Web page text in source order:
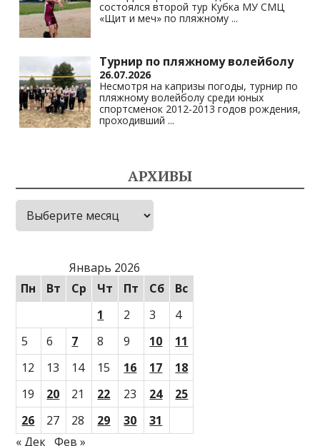
состоялся второй тур Кубка МУ СМЦ
«Щит и меч» по пляжному ...
Турнир по пляжному волейболу
26.07.2026
Несмотря на капризы погоды, турнир по
пляжному волейболу среди юных
спортсменок 2012-2013 годов рождения,
проходивший ...
АРХИВЫ
Архивы
Январь 2026
Пн
Вт Ср Чт Пт Сб
Вс
1
2 3
4
5
6 7 8 9 10
11
12
13 14 15 16 17
18
19
20 21 22 23 24
25
26
27 28 29 30
31
« Дек Фев »